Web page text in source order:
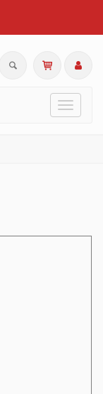
Toggle